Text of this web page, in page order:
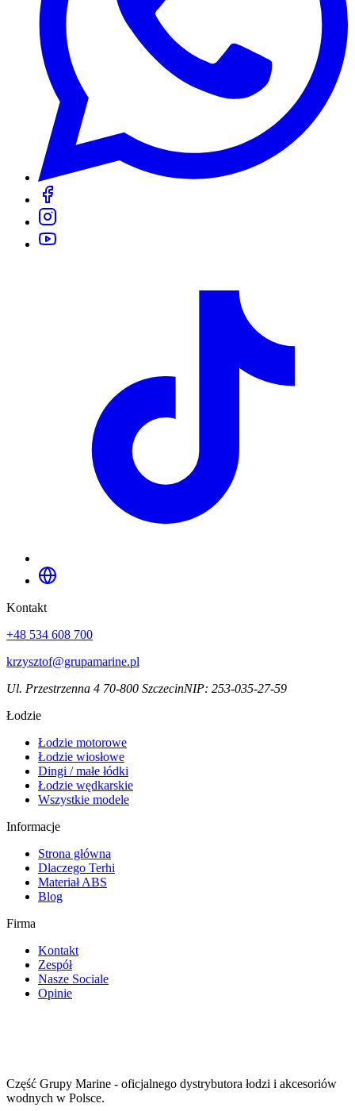
Kontakt
+48 534 608 700
krzysztof@grupamarine.pl
Ul. Przestrzenna 4 70-800 SzczecinNIP: 253-035-27-59
Łodzie
Łodzie motorowe
Łodzie wiosłowe
Dingi / małe łódki
Łodzie wędkarskie
Wszystkie modele
Informacje
Strona główna
Dlaczego Terhi
Materiał ABS
Blog
Firma
Kontakt
Zespół
Nasze Sociale
Opinie
Część Grupy Marine - oficjalnego dystrybutora łodzi i akcesoriów
wodnych w Polsce.